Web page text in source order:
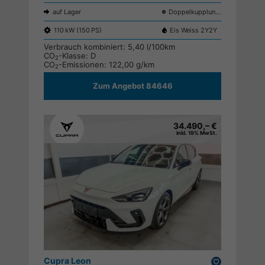
auf Lager Doppelkupplungsgetriebe (DSG)
110 kW (150 PS) Eis Weiss 2Y2Y
Verbrauch kombiniert: 5,40 l/100km
CO2-Klasse: D
CO2-Emissionen: 122,00 g/km
Zum Angebot 84646
34.490,– €
inkl. 19% MwSt.
Cupra Leon